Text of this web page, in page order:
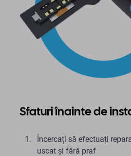
Sfaturi înainte de
Încercați să efectuați
uscat și fără praf